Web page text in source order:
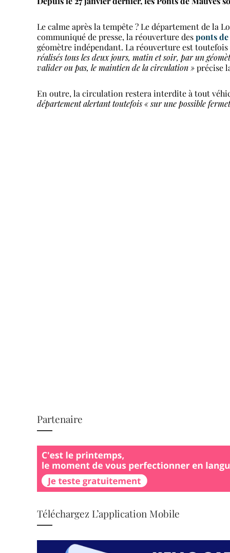
Le calme après la tempête ? Le département de la
communiqué de presse, la réouverture desponts
géomètre indépendant. La réouverture est toutefois
réalisés tous les deux jours, matin et soir, par un
valider ou pas, le maintien de la circulation »précise
En outre, la circulation restera interdite à tout
département alertant toutefois « sur une possible
Partenaire
Téléchargez L’application Mobile